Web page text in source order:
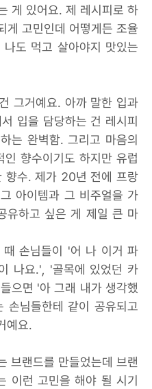
게 있어요. 제 레시피로 하
게 고민인데 어떻게든 조율
도 먹고 살아야지 맛있는
그거예요. 아까 말한 입과
입을 담당하는 건 레시피
는 완벽함. 그리고 마음의
향수이기도 하지만 유럽
향수. 제가 20년 전에 프랑
아이템과 그 비주얼을 가
유하고 싶은 게 제일 큰 마
때 손님들이 '어 나 이거 파
나요.', '골목에 있었던 카
으면 '아 그래 내가 생각했
손님들한테 같이 공유되고
예요.
브랜드를 만들었는데 브랜
이런 고민을 해야 될 시기